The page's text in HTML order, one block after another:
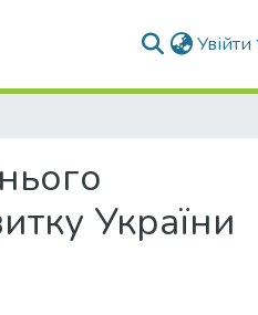
Увійти
України